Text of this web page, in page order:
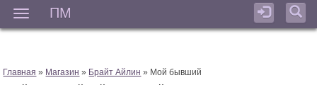
ПМ
Главная » Магазин » Брайт Айлин » Мой бывший